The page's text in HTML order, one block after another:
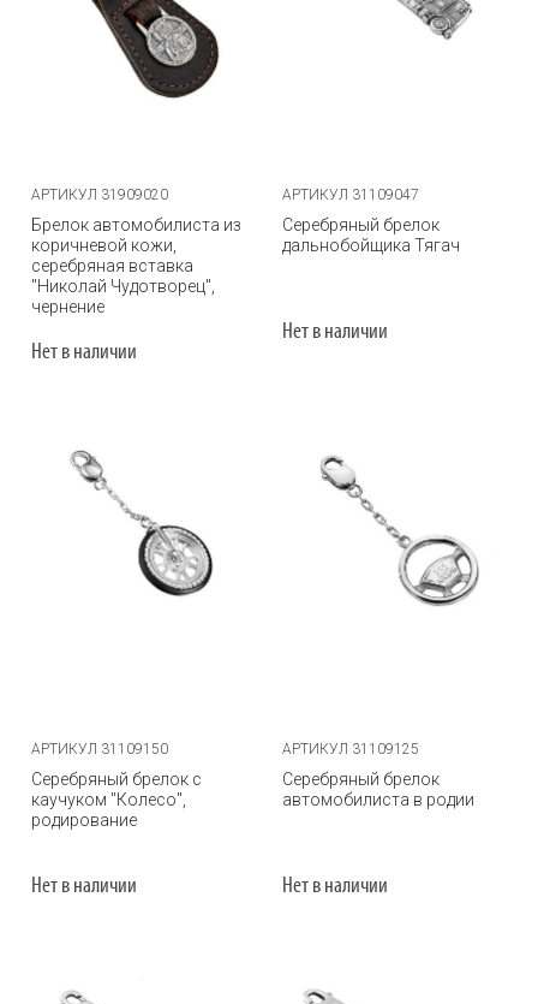
АРТИКУЛ 31909020
Брелок автомобилиста из
коричневой кожи,
серебряная вставка
"Николай Чудотворец",
чернение
Нет в наличии
АРТИКУЛ 31109047
Серебряный брелок
дальнобойщика Тягач
Нет в наличии
АРТИКУЛ 31109150
Серебряный брелок с
каучуком "Колесо",
родирование
Нет в наличии
АРТИКУЛ 31109125
Серебряный брелок
автомобилиста в родии
Нет в наличии